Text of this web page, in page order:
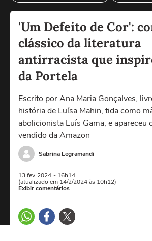
'Um Defeito de Cor':
clássico da literatura
antirracista que
da Portela
Escrito por Ana Maria Gonçalves,
história de Luísa Mahin, tida como
abolicionista Luís Gama, e apareceu
vendido da Amazon
Sabrina Legramandi
13 fev 2024 - 16h14
(atualizado em 14/2/2024 às 10h12)
Exibir comentários